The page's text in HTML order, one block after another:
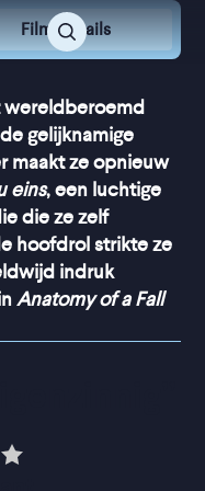
Film Details
wereldberoemd
gelijknamige
maakt ze opnieuw
eins, een luchtige
die ze zelf
hoofdrol strikte ze
indruk
Anatomy of a Fall